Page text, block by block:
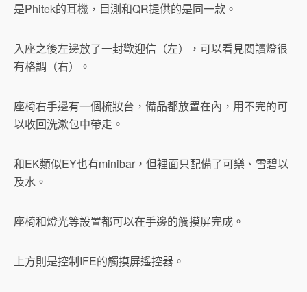
是Phitek的耳機，目測和QR提供的是同一款。
入座之後左邊放了一封歡迎信（左），可以看見閱讀燈很
有格調（右）。
座椅右手邊有一個梳妝台，備品都放置在內，用不完的可
以收回洗漱包中帶走。
和EK類似EY也有minibar，但裡面只配備了可樂、雪碧以
及水。
座椅和燈光等設置都可以在手邊的觸摸屏完成。
上方則是控制IFE的觸摸屏遙控器。